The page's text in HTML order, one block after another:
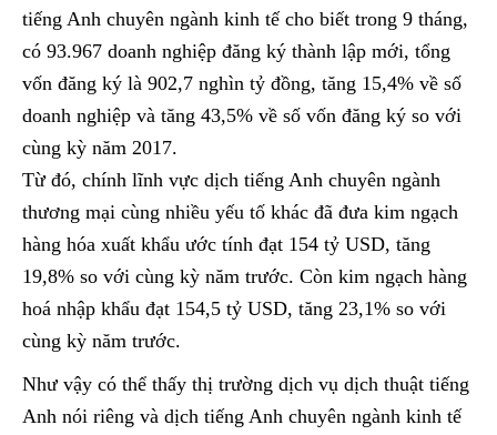
tiếng Anh chuyên ngành kinh tế cho biết trong 9 tháng,
có 93.967 doanh nghiệp đăng ký thành lập mới, tổng
vốn đăng ký là 902,7 nghìn tỷ đồng, tăng 15,4% về số
doanh nghiệp và tăng 43,5% về số vốn đăng ký so với
cùng kỳ năm 2017.
Từ đó, chính lĩnh vực dịch tiếng Anh chuyên ngành
thương mại cùng nhiều yếu tố khác đã đưa kim ngạch
hàng hóa xuất khẩu ước tính đạt 154 tỷ USD, tăng
19,8% so với cùng kỳ năm trước. Còn kim ngạch hàng
hoá nhập khẩu đạt 154,5 tỷ USD, tăng 23,1% so với
cùng kỳ năm trước.
Như vậy có thể thấy thị trường dịch vụ dịch thuật tiếng
Anh nói riêng và dịch tiếng Anh chuyên ngành kinh tế